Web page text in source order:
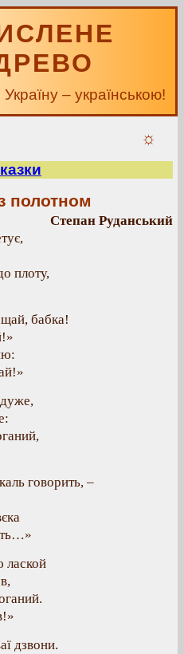
– українською!
☼
полотном
Степан Руданський
плоту,
бабка!
говорить, –
лаской
дзвони.